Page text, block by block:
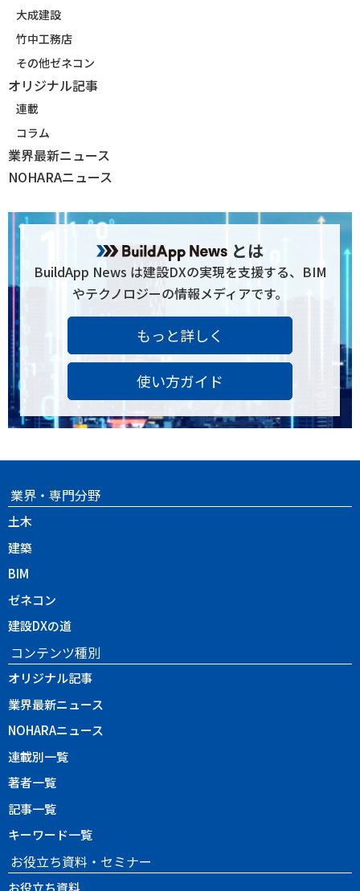
大成建設
竹中工務店
その他ゼネコン
オリジナル記事
連載
コラム
業界最新ニュース
NOHARAニュース
とは
BuildApp News は建設DXの実現を支援する、BIM
やテクノロジーの情報メディアです。
もっと詳しく
使い方ガイド
業界・専門分野
土木
建築
BIM
ゼネコン
建設DXの道
コンテンツ種別
オリジナル記事
業界最新ニュース
NOHARAニュース
連載別一覧
著者一覧
記事一覧
キーワード一覧
お役立ち資料・セミナー
お役立ち資料